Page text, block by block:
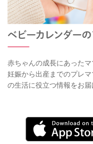
赤ちゃんの成長にあった
妊娠から出産までのプレ
の生活に役立つ情報をお届